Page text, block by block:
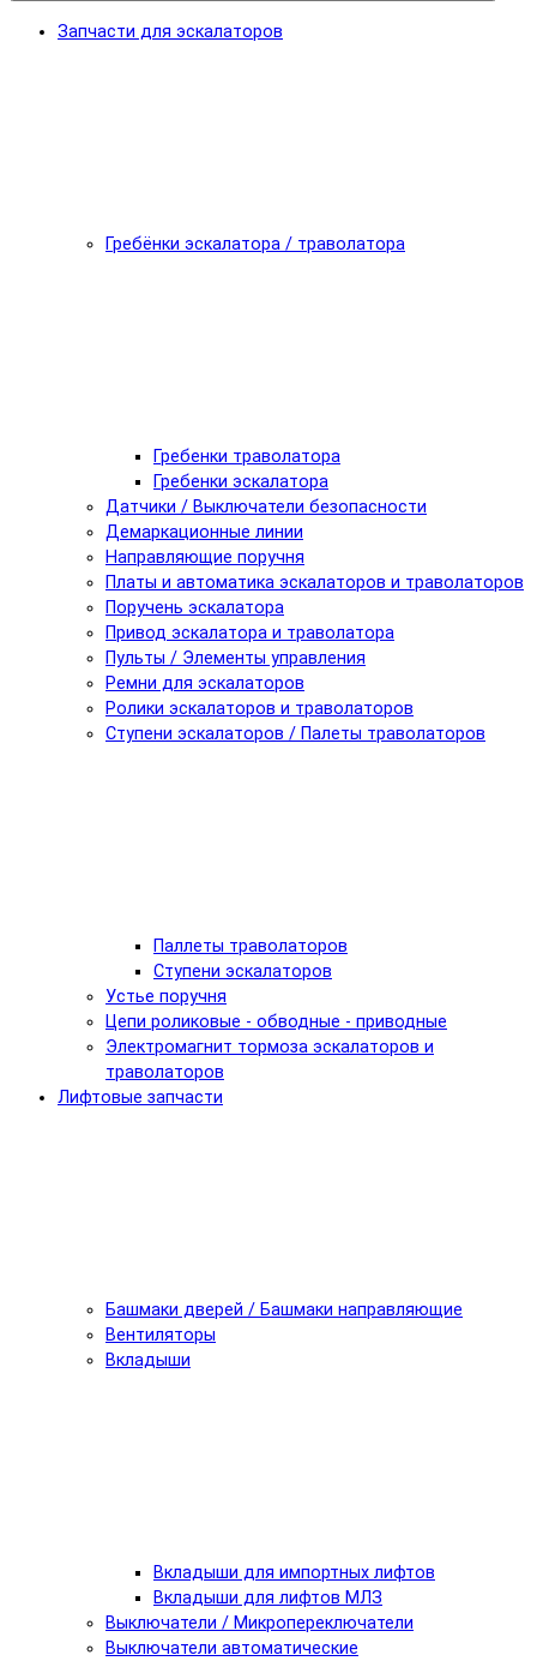
Запчасти для эскалаторов
Гребёнки эскалатора / траволатора
Гребенки траволатора
Гребенки эскалатора
Датчики / Выключатели безопасности
Демаркационные линии
Направляющие поручня
Платы и автоматика эскалаторов и траволаторов
Поручень эскалатора
Привод эскалатора и траволатора
Пульты / Элементы управления
Ремни для эскалаторов
Ролики эскалаторов и траволаторов
Ступени эскалаторов / Палеты траволаторов
Паллеты траволаторов
Ступени эскалаторов
Устье поручня
Цепи роликовые - обводные - приводные
Электромагнит тормоза эскалаторов и
траволаторов
Лифтовые запчасти
Башмаки дверей / Башмаки направляющие
Вентиляторы
Вкладыши
Вкладыши для импортных лифтов
Вкладыши для лифтов МЛЗ
Выключатели / Микропереключатели
Выключатели автоматические